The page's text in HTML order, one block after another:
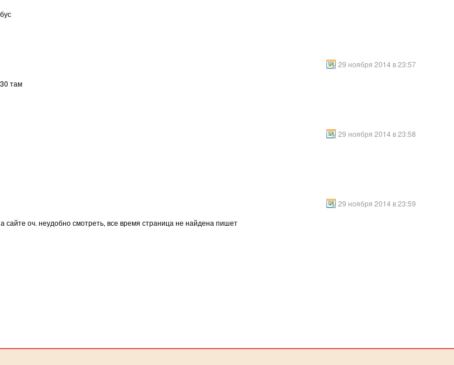
29 ноября 2014 в 23:57
там
29 ноября 2014 в 23:58
29 ноября 2014 в 23:59
сайте оч. неудобно смотреть, все время страница не найдена пишет